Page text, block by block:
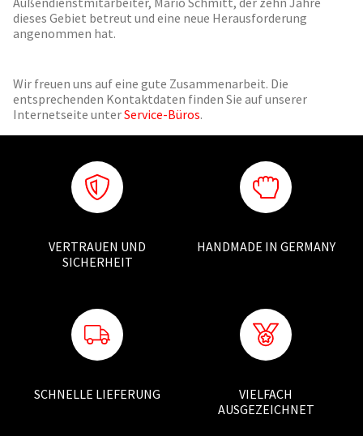
dieses Gebiet betreut und eine neue Herausforderung
angenommen hat.
Wir freuen uns auf eine gute Zusammenarbeit. Die
entsprechenden Kontaktdaten finden Sie auf unserer
Internetseite unterService-Büros.
VERTRAUEN UND
SICHERHEIT
HANDMADE IN GERMANY
SCHNELLE LIEFERUNG
VIELFACH
AUSGEZEICHNET